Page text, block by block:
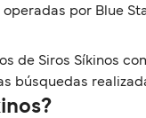
por Blue
de Siros Síkinos
búsquedas